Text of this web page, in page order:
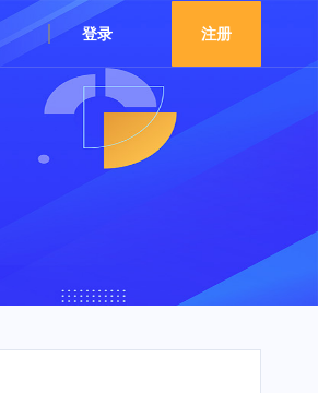
登录 注册